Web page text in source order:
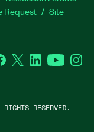
Request
Site
Facebook
Twitter LinkedInYouTube
RESERVED.